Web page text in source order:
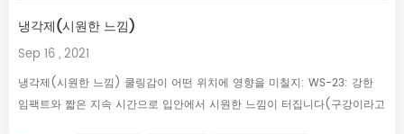
냉각제(시원한 느낌)
Sep 16 , 2021
냉각제(시원한 느낌) 쿨링감이 어떤 위치에 영향을 미칠지: WS-23: 강한
임팩트와 짧은 지속 시간으로 입안에서 시원한 느낌이 터집니다(구강이라고